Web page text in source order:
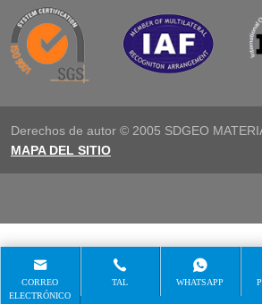
Derechos de autor © 2005 SDGEO
MAPA DEL SITIO
CORREO
ELECTRÓNICO
TAL WHATSAPP